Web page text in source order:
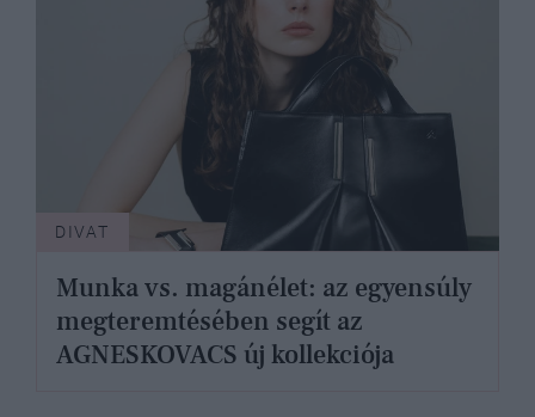
DIVAT
Munka vs. magánélet: az egyensúly
megteremtésében segít az
AGNESKOVACS új kollekciója